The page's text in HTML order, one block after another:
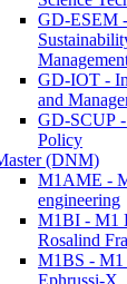
GD-ESEM
GD-IOT -
and
GD-SCUP -
Policy
(DNM)
M1AME -
engineering
M1BI - M1
Rosalind
M1BS - M1
Ephrussi-X